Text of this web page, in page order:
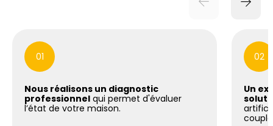
01
Nous réalisons un diagnostic
professionnel qui permet d'évaluer
l’état de votre maison.
02
Un